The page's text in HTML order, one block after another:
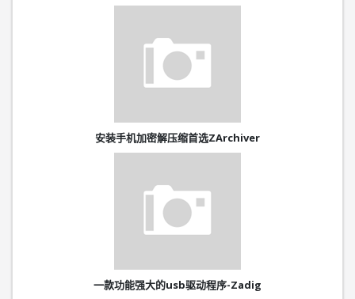
安装手机加密解压缩首选ZArchiver
一款功能强大的usb驱动程序-Zadig